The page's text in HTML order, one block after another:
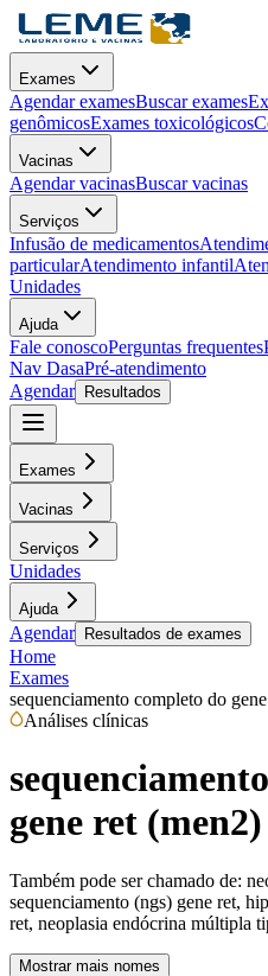
Exames
Agendar examesBuscar exames
genômicosExames toxicológicos
Vacinas
Agendar vacinasBuscar vacinas
Serviços
Infusão de medicamentos
particularAtendimento infantil
Unidades
Ajuda
Fale conoscoPerguntas frequentes
Nav DasaPré-atendimento
Agendar
Resultados
Exames
Vacinas
Serviços
Unidades
Ajuda
Agendar Resultados de exames
Home
Exames
sequenciamento completo do
Análises clínicas
gene ret
Também pode ser chamado de:
sequenciamento (ngs) gene ret,
ret, neoplasia endócrina múltipla
Mostrar mais nomes